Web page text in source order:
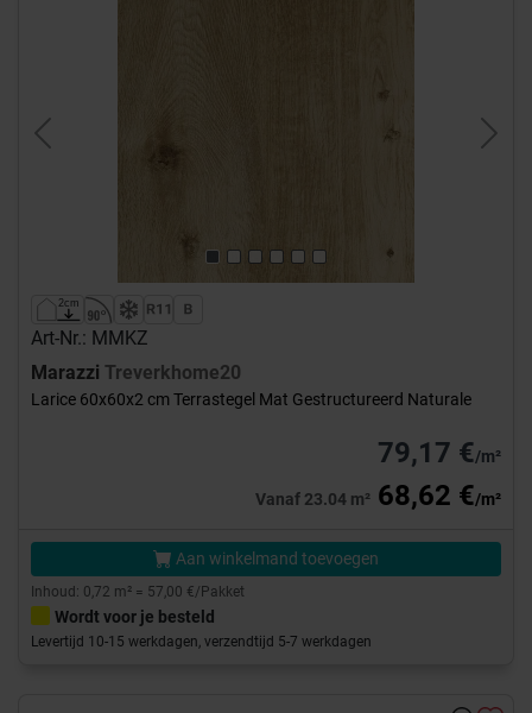
Previous Next
Art-Nr.: MMKZ
Marazzi Treverkhome20
Larice 60x60x2 cm Terrastegel Mat Gestructureerd Naturale
79,17 €/m²
Vanaf 23.04 m² 68,62 €/m²
Aan winkelmand toevoegen
Inhoud: 0,72 m² = 57,00 €/Pakket
Wordt voor je besteld
Levertijd 10-15 werkdagen, verzendtijd 5-7 werkdagen